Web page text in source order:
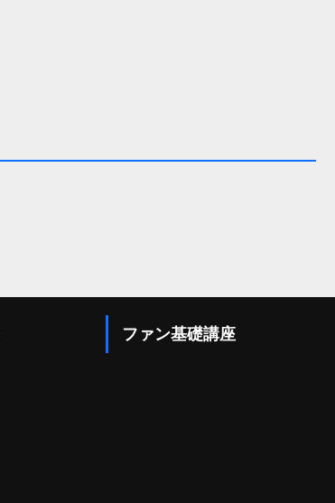
ファン基礎講座